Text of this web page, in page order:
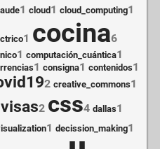
1 cloud1 cloud_computing1
1 cocina6
1 computación_cuántica1
1 consigna1 contenidos1
2 creative_commons1
2 css4 dallas1
1 decission_making1